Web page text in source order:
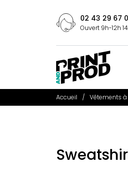
02 43 29 67
Ouvert 9h-12h
Accueil Vêtements